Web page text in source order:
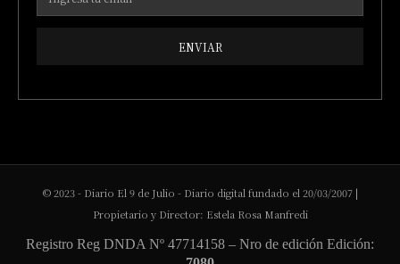
ENVIAR
© 2023 - Diario El 9 de Julio - Diario digital fundado el 20/03/2007 |
Propietario y Director: Estela Rosa Manfredi
Registro Reg DNDA Nº 47714158 – Nro de edición Edición: